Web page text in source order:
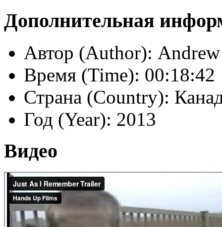
Дополнительная
Автор (Author):
Время (Time): 00:18:42
Страна (Country):
Год (Year): 2013
Видео